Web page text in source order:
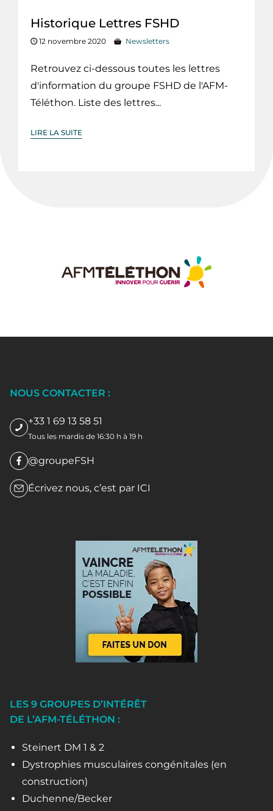
Historique Lettres FSHD
12 novembre 2020 Newsletters
Retrouvez ci-dessous toutes les lettres
d'information du groupe FSHD de l'AFM-
Téléthon. Liste des lettres...
LIRE LA SUITE
NOUS CONTACTER :
+33 1 69 13 58 51
Tous les mardis de 16:30 h à 19 h
@groupeFSH
Écrivez nous, c’est par ICI
LES 9 GROUPES D’INTÉRÊT
DE L’AFM-TÉLÉTHON :
Steinert DM 1 & 2
Dystrophies musculaires congénitales (en
construction)
Duchenne/Becker